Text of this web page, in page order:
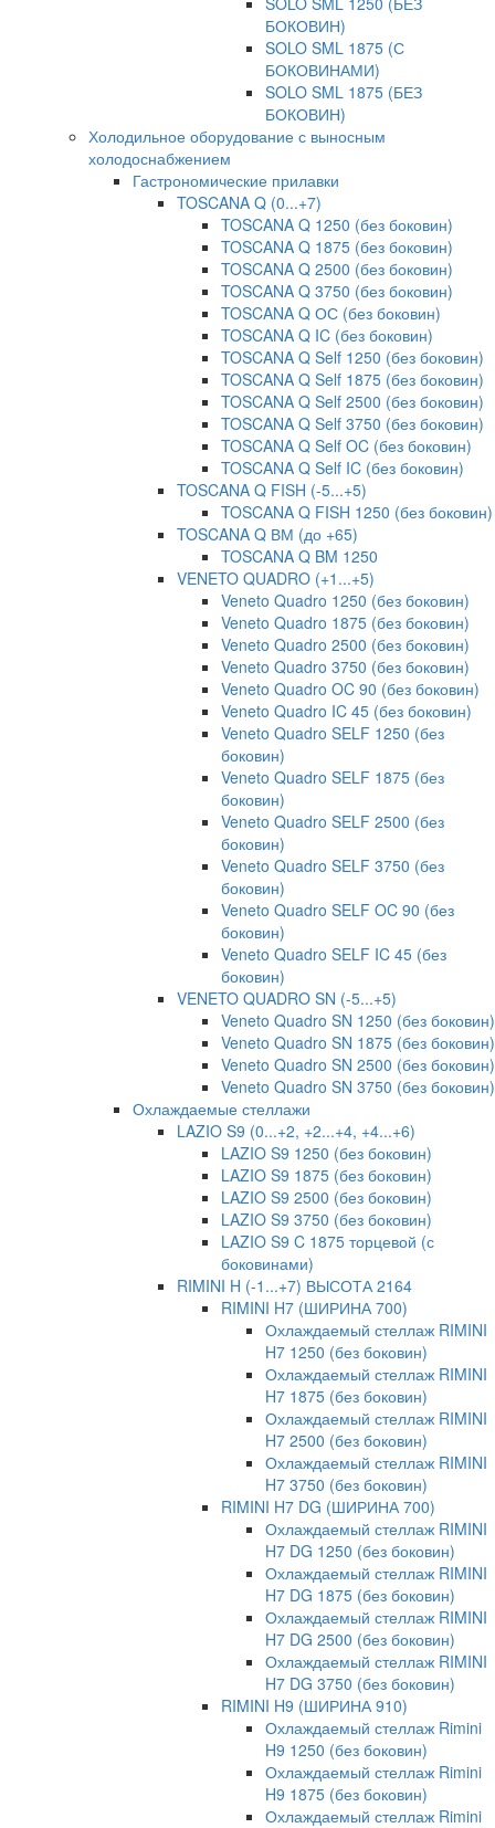
БОКОВИН)
SOLO SML 1875 (С
БОКОВИНАМИ)
SOLO SML 1875 (БЕЗ
БОКОВИН)
Холодильное оборудование с выносным
холодоснабжением
Гастрономические прилавки
TOSCANA Q (0...+7)
TOSCANA Q 1250 (без боковин)
TOSCANA Q 1875 (без боковин)
TOSCANA Q 2500 (без боковин)
TOSCANA Q 3750 (без боковин)
TOSCANA Q ОС (без боковин)
TOSCANA Q IC (без боковин)
TOSCANA Q Self 1250 (без боковин)
TOSCANA Q Self 1875 (без боковин)
TOSCANA Q Self 2500 (без боковин)
TOSCANA Q Self 3750 (без боковин)
TOSCANA Q Self OC (без боковин)
TOSCANA Q Self IC (без боковин)
TOSCANA Q FISH (-5...+5)
TOSCANA Q FISH 1250 (без боковин)
TOSCANA Q ВМ (до +65)
TOSCANA Q BM 1250
VENETO QUADRO (+1...+5)
Veneto Quadro 1250 (без боковин)
Veneto Quadro 1875 (без боковин)
Veneto Quadro 2500 (без боковин)
Veneto Quadro 3750 (без боковин)
Veneto Quadro OC 90 (без боковин)
Veneto Quadro IC 45 (без боковин)
Veneto Quadro SELF 1250 (без
боковин)
Veneto Quadro SELF 1875 (без
боковин)
Veneto Quadro SELF 2500 (без
боковин)
Veneto Quadro SELF 3750 (без
боковин)
Veneto Quadro SELF OC 90 (без
боковин)
Veneto Quadro SELF IC 45 (без
боковин)
VENETO QUADRO SN (-5...+5)
Veneto Quadro SN 1250 (без боковин)
Veneto Quadro SN 1875 (без боковин)
Veneto Quadro SN 2500 (без боковин)
Veneto Quadro SN 3750 (без боковин)
Охлаждаемые стеллажи
LAZIO S9 (0...+2, +2...+4, +4...+6)
LAZIO S9 1250 (без боковин)
LAZIO S9 1875 (без боковин)
LAZIO S9 2500 (без боковин)
LAZIO S9 3750 (без боковин)
LAZIO S9 C 1875 торцевой (с
боковинами)
RIMINI H (-1...+7) ВЫСОТА 2164
RIMINI H7 (ШИРИНА 700)
Охлаждаемый стеллаж RIMINI
H7 1250 (без боковин)
Охлаждаемый стеллаж RIMINI
H7 1875 (без боковин)
Охлаждаемый стеллаж RIMINI
H7 2500 (без боковин)
Охлаждаемый стеллаж RIMINI
H7 3750 (без боковин)
RIMINI H7 DG (ШИРИНА 700)
Охлаждаемый стеллаж RIMINI
H7 DG 1250 (без боковин)
Охлаждаемый стеллаж RIMINI
H7 DG 1875 (без боковин)
Охлаждаемый стеллаж RIMINI
H7 DG 2500 (без боковин)
Охлаждаемый стеллаж RIMINI
H7 DG 3750 (без боковин)
RIMINI H9 (ШИРИНА 910)
Охлаждаемый стеллаж Rimini
H9 1250 (без боковин)
Охлаждаемый стеллаж Rimini
H9 1875 (без боковин)
Охлаждаемый стеллаж Rimini